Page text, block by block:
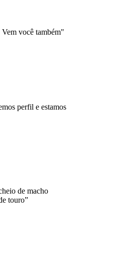
você também"
perfil e estamos
de macho
touro”